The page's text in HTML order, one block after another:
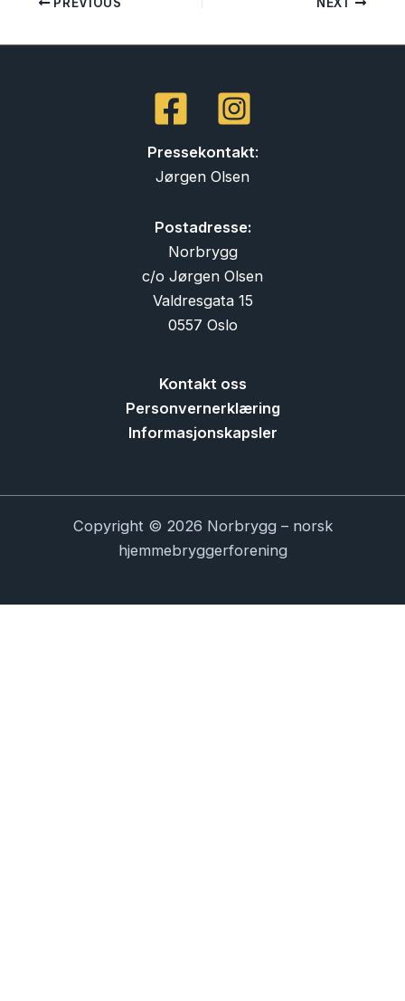
Pressekontakt:
Jørgen Olsen
Postadresse:
Norbrygg
c/o Jørgen Olsen
Valdresgata 15
0557 Oslo
Kontakt oss
Personvernerklæring
Informasjonskapsler
Copyright © 2026 Norbrygg – norsk
hjemmebryggerforening